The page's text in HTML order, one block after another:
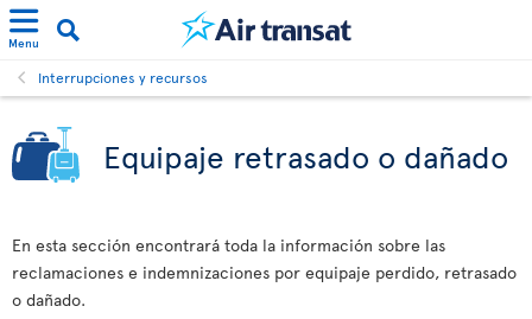
Menu
Interrupciones y recursos
Equipaje retrasado o dañado
En esta sección encontrará toda la información sobre las
reclamaciones e indemnizaciones por equipaje perdido, retrasado
o dañado.